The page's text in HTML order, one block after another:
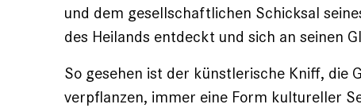
und dem gesellschaftlichen Schicksal
des Heilands entdeckt und sich an seinen
So gesehen ist der künstlerische Kniff, die
verpflanzen, immer eine Form ­kultureller